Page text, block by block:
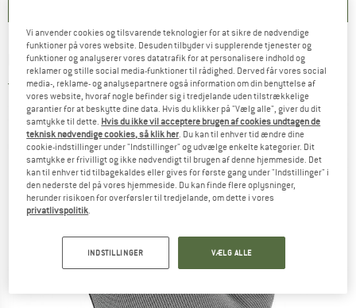
IXS -Carve Gloves - Handsker
5,0(1)
Vi anvender cookies og tilsvarende teknologier for at sikre de nødvendige
funktioner på vores website. Desuden tilbyder vi supplerende tjenester og
funktioner og analyserer vores datatrafik for at personalisere indhold og
reklamer og stille social media-funktioner til rådighed. Derved får vores social
media-, reklame- og analysepartnere også information om din benyttelse af
vores website, hvoraf nogle befinder sig i tredjelande uden tilstrækkelige
garantier for at beskytte dine data. Hvis du klikker på "Vælg alle", giver du dit
samtykke til dette. Hvis du ikke vil acceptere brugen af cookies undtagen de
teknisk nødvendige cookies, så klik her. Du kan til enhver tid ændre dine
cookie-indstillinger under "Indstillinger" og udvælge enkelte kategorier. Dit
samtykke er frivilligt og ikke nødvendigt til brugen af denne hjemmeside. Det
kan til enhver tid tilbagekaldes eller gives for første gang under "Indstillinger" i
den nederste del på vores hjemmeside. Du kan finde flere oplysninger,
herunder risikoen for overførsler til tredjelande, om dette i vores
privatlivspolitik.
INDSTILLINGER VÆLG ALLE